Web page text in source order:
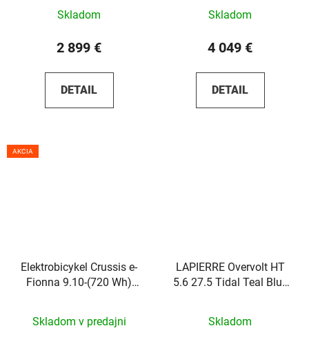
Skladom
2 899 €
DETAIL
Skladom
4 049 €
DETAIL
AKCIA
Elektrobicykel Crussis e-
Fionna 9.10-(720 Wh)
Skladom v predajni
LAPIERRE Overvolt HT
5.6 27.5 Tidal Teal Blue
Skladom